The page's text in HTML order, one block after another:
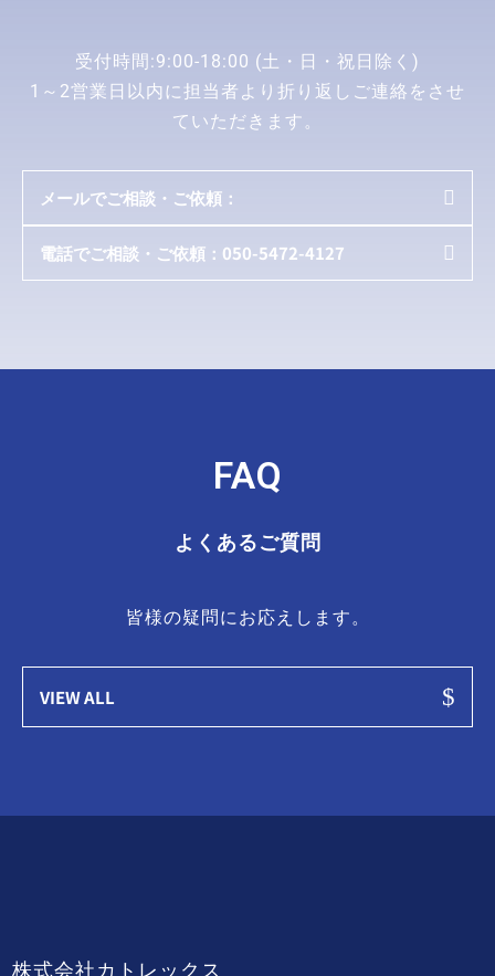
受付時間:9:00-18:00 (土・日・祝日除く)
1～2営業日以内に担当者より折り返しご連絡をさせ
ていただきます。

メールでご相談・ご依頼：

電話でご相談・ご依頼：050-5472-4127
FAQ
よくあるご質問
皆様の疑問にお応えします。
$
VIEW ALL
株式会社カトレックス